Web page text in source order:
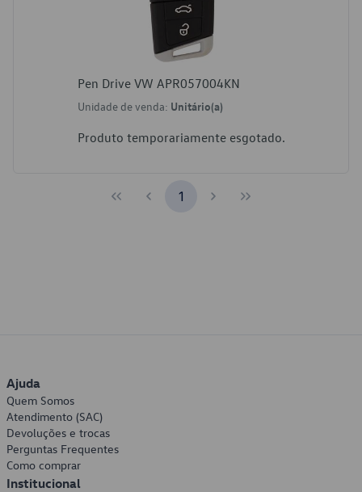
Pen Drive VW APR057004KN
Unidade de venda: Unitário(a)
Produto temporariamente esgotado.
1
Ajuda
Quem Somos
Atendimento (SAC)
Devoluções e trocas
Perguntas Frequentes
Como comprar
Institucional